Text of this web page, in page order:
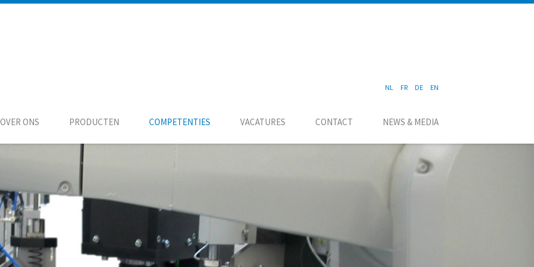
NL FR DE EN
OVER ONS PRODUCTEN COMPETENTIES VACATURES CONTACT NEWS & MEDIA